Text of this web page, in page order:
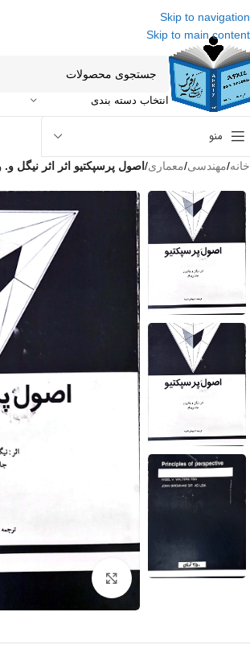
Skip to navigation
Skip to main content
انتخاب دسته بندی
منو
خانه/مهندسی/معماری/ اصول پرسپکتیو اثر اثر نیگل‌ و.